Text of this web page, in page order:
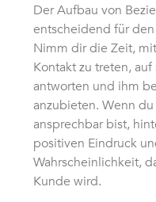
Der Aufbau von
entscheidend für den
Nimm dir die Zeit,
Kontakt zu treten,
antworten und ihm
anzubieten. Wenn
ansprechbar bist,
positiven Eindruck
Wahrscheinlichkeit,
Kunde wird.